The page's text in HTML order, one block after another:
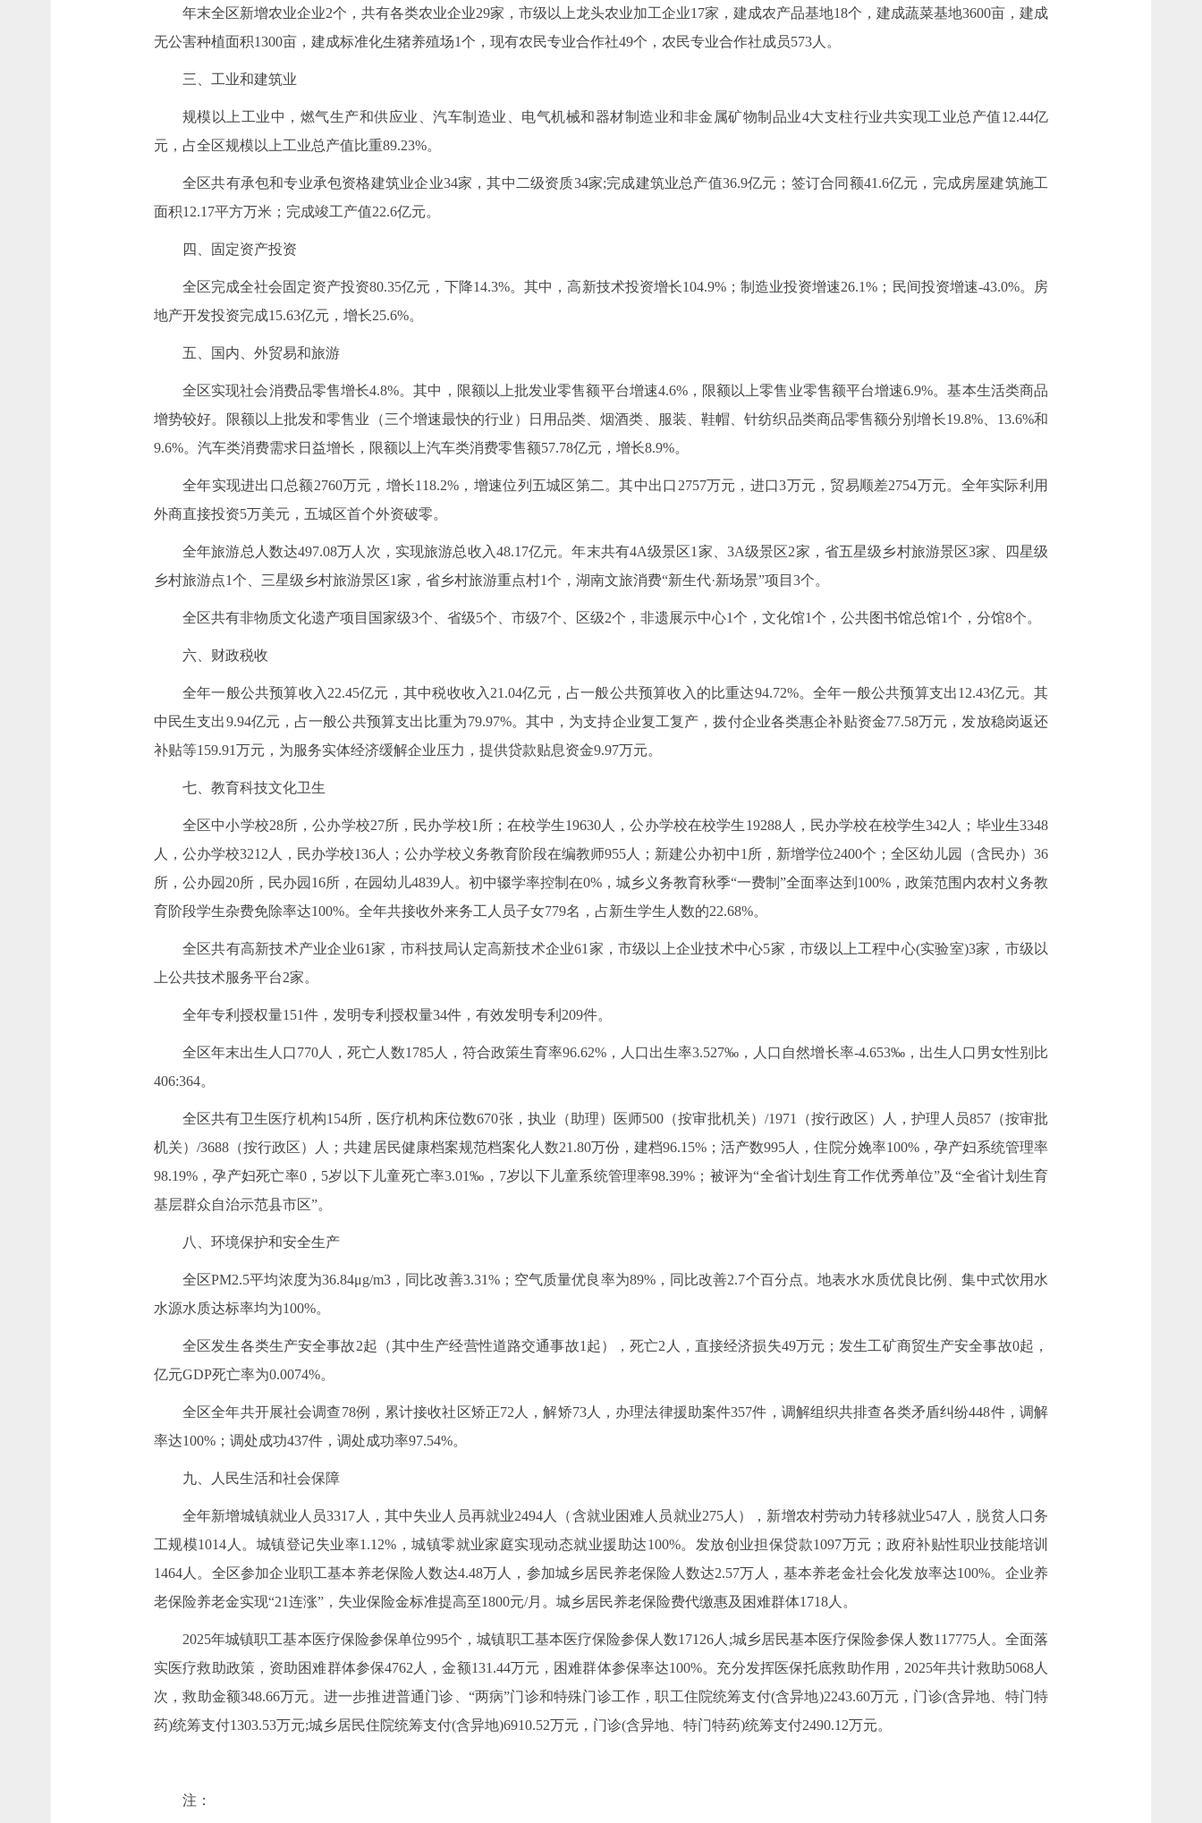
年末全区新增农业企业2个，共有各类农业企业29家，市级以上龙头农业加工企业17家，建成农产品基地18个，建成蔬菜基地3600亩，建成
无公害种植面积1300亩，建成标准化生猪养殖场1个，现有农民专业合作社49个，农民专业合作社成员573人。
三、工业和建筑业
规模以上工业中，燃气生产和供应业、汽车制造业、电气机械和器材制造业和非金属矿物制品业4大支柱行业共实现工业总产值12.44亿
元，占全区规模以上工业总产值比重89.23%。
全区共有承包和专业承包资格建筑业企业34家，其中二级资质34家;完成建筑业总产值36.9亿元；签订合同额41.6亿元，完成房屋建筑施工
面积12.17平方万米；完成竣工产值22.6亿元。
四、固定资产投资
全区完成全社会固定资产投资80.35亿元，下降14.3%。其中，高新技术投资增长104.9%；制造业投资增速26.1%；民间投资增速-43.0%。房
地产开发投资完成15.63亿元，增长25.6%。
五、国内、外贸易和旅游
全区实现社会消费品零售增长4.8%。其中，限额以上批发业零售额平台增速4.6%，限额以上零售业零售额平台增速6.9%。基本生活类商品
增势较好。限额以上批发和零售业（三个增速最快的行业）日用品类、烟酒类、服装、鞋帽、针纺织品类商品零售额分别增长19.8%、13.6%和
9.6%。汽车类消费需求日益增长，限额以上汽车类消费零售额57.78亿元，增长8.9%。
全年实现进出口总额2760万元，增长118.2%，增速位列五城区第二。其中出口2757万元，进口3万元，贸易顺差2754万元。全年实际利用
外商直接投资5万美元，五城区首个外资破零。
全年旅游总人数达497.08万人次，实现旅游总收入48.17亿元。年末共有4A级景区1家、3A级景区2家，省五星级乡村旅游景区3家、四星级
乡村旅游点1个、三星级乡村旅游景区1家，省乡村旅游重点村1个，湖南文旅消费“新生代·新场景”项目3个。
全区共有非物质文化遗产项目国家级3个、省级5个、市级7个、区级2个，非遗展示中心1个，文化馆1个，公共图书馆总馆1个，分馆8个。
六、财政税收
全年一般公共预算收入22.45亿元，其中税收收入21.04亿元，占一般公共预算收入的比重达94.72%。全年一般公共预算支出12.43亿元。其
中民生支出9.94亿元，占一般公共预算支出比重为79.97%。其中，为支持企业复工复产，拨付企业各类惠企补贴资金77.58万元，发放稳岗返还
补贴等159.91万元，为服务实体经济缓解企业压力，提供贷款贴息资金9.97万元。
七、教育科技文化卫生
全区中小学校28所，公办学校27所，民办学校1所；在校学生19630人，公办学校在校学生19288人，民办学校在校学生342人；毕业生3348
人，公办学校3212人，民办学校136人；公办学校义务教育阶段在编教师955人；新建公办初中1所，新增学位2400个；全区幼儿园（含民办）36
所，公办园20所，民办园16所，在园幼儿4839人。初中辍学率控制在0%，城乡义务教育秋季“一费制”全面率达到100%，政策范围内农村义务教
育阶段学生杂费免除率达100%。全年共接收外来务工人员子女779名，占新生学生人数的22.68%。
全区共有高新技术产业企业61家，市科技局认定高新技术企业61家，市级以上企业技术中心5家，市级以上工程中心(实验室)3家，市级以
上公共技术服务平台2家。
全年专利授权量151件，发明专利授权量34件，有效发明专利209件。
全区年末出生人口770人，死亡人数1785人，符合政策生育率96.62%，人口出生率3.527‰，人口自然增长率-4.653‰，出生人口男女性别比
406:364。
全区共有卫生医疗机构154所，医疗机构床位数670张，执业（助理）医师500（按审批机关）/1971（按行政区）人，护理人员857（按审批
机关）/3688（按行政区）人；共建居民健康档案规范档案化人数21.80万份，建档96.15%；活产数995人，住院分娩率100%，孕产妇系统管理率
98.19%，孕产妇死亡率0，5岁以下儿童死亡率3.01‰，7岁以下儿童系统管理率98.39%；被评为“全省计划生育工作优秀单位”及“全省计划生育
基层群众自治示范县市区”。
八、环境保护和安全生产
全区PM2.5平均浓度为36.84μg/m3，同比改善3.31%；空气质量优良率为89%，同比改善2.7个百分点。地表水水质优良比例、集中式饮用水
水源水质达标率均为100%。
全区发生各类生产安全事故2起（其中生产经营性道路交通事故1起），死亡2人，直接经济损失49万元；发生工矿商贸生产安全事故0起，
亿元GDP死亡率为0.0074%。
全区全年共开展社会调查78例，累计接收社区矫正72人，解矫73人，办理法律援助案件357件，调解组织共排查各类矛盾纠纷448件，调解
率达100%；调处成功437件，调处成功率97.54%。
九、人民生活和社会保障
全年新增城镇就业人员3317人，其中失业人员再就业2494人（含就业困难人员就业275人），新增农村劳动力转移就业547人，脱贫人口务
工规模1014人。城镇登记失业率1.12%，城镇零就业家庭实现动态就业援助达100%。发放创业担保贷款1097万元；政府补贴性职业技能培训
1464人。全区参加企业职工基本养老保险人数达4.48万人，参加城乡居民养老保险人数达2.57万人，基本养老金社会化发放率达100%。企业养
老保险养老金实现“21连涨”，失业保险金标准提高至1800元/月。城乡居民养老保险费代缴惠及困难群体1718人。
2025年城镇职工基本医疗保险参保单位995个，城镇职工基本医疗保险参保人数17126人;城乡居民基本医疗保险参保人数117775人。全面落
实医疗救助政策，资助困难群体参保4762人，金额131.44万元，困难群体参保率达100%。充分发挥医保托底救助作用，2025年共计救助5068人
次，救助金额348.66万元。进一步推进普通门诊、“两病”门诊和特殊门诊工作，职工住院统筹支付(含异地)2243.60万元，门诊(含异地、特门特
药)统筹支付1303.53万元;城乡居民住院统筹支付(含异地)6910.52万元，门诊(含异地、特门特药)统筹支付2490.12万元。
注：